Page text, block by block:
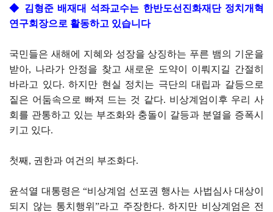
◆ 김형준 배재대 석좌교수는 한반도선진화재단 정치개혁
연구회장으로 활동하고 있습니다
국민들은 새해에 지혜와 성장을 상징하는 푸른 뱀의 기운을
받아, 나라가 안정을 찾고 새로운 도약이 이뤄지길 간절히
바라고 있다. 하지만 현실 정치는 극단의 대립과 갈등으로
짙은 어둠속으로 빠져 드는 것 같다. 비상계엄이후 우리 사
회를 관통하고 있는 부조화와 충돌이 갈등과 분열을 증폭시
키고 있다.
첫째, 권한과 여건의 부조화다.
윤석열 대통령은 “비상계엄 선포권 행사는 사법심사 대상이
되지 않는 통치행위”라고 주장한다. 하지만 비상계엄은 전